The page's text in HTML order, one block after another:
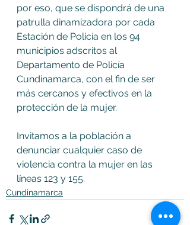
por eso, que se dispondrá de una
patrulla dinamizadora por cada
Estación de Policía en los 94
municipios adscritos al
Departamento de Policía
Cundinamarca, con el fin de ser
más cercanos y efectivos en la
protección de la mujer.
Invitamos a la población a
denunciar cualquier caso de
violencia contra la mujer en las
líneas 123 y 155.
Cundinamarca